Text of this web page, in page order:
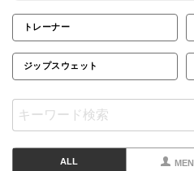
トレーナー
ジップスウェット
ALL MEN